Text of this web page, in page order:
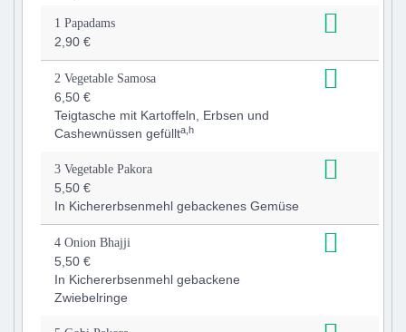
1 Papadams
2,90 €
2 Vegetable Samosa
6,50 €
Teigtasche mit Kartoffeln, Erbsen und
Cashewnüssen gefüllta,h
3 Vegetable Pakora
5,50 €
In Kichererbsenmehl gebackenes Gemüse
4 Onion Bhajji
5,50 €
In Kichererbsenmehl gebackene
Zwiebelringe